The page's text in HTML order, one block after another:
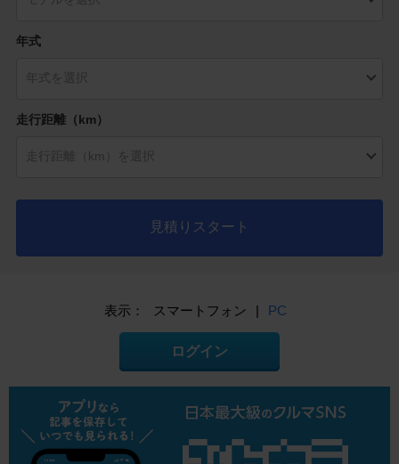
年式
走行距離（km）
見積りスタート
表示： スマートフォン | PC
ログイン